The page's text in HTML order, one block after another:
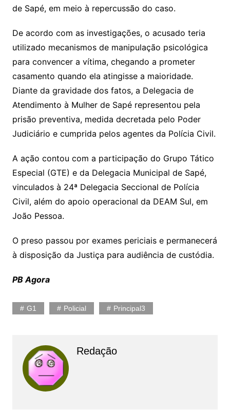
de Sapé, em meio à repercussão do caso.
De acordo com as investigações, o acusado teria
utilizado mecanismos de manipulação psicológica
para convencer a vítima, chegando a prometer
casamento quando ela atingisse a maioridade.
Diante da gravidade dos fatos, a Delegacia de
Atendimento à Mulher de Sapé representou pela
prisão preventiva, medida decretada pelo Poder
Judiciário e cumprida pelos agentes da Polícia Civil.
A ação contou com a participação do Grupo Tático
Especial (GTE) e da Delegacia Municipal de Sapé,
vinculados à 24ª Delegacia Seccional de Polícia
Civil, além do apoio operacional da DEAM Sul, em
João Pessoa.
O preso passou por exames periciais e permanecerá
à disposição da Justiça para audiência de custódia.
PB Agora
G1 Policial Principal3
Redação